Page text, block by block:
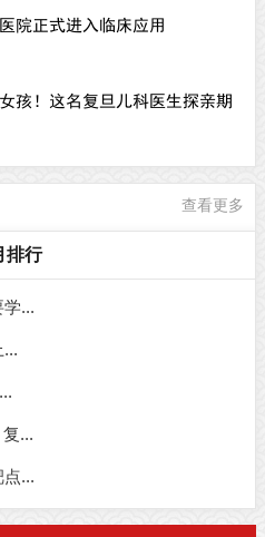
院正式进入临床应用
孩！这名复旦儿科医生探亲期
查看更多
排行